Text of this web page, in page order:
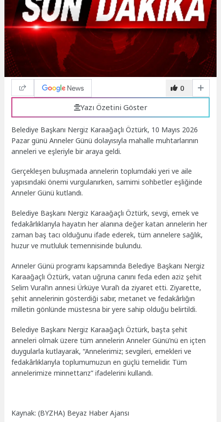
0
Yazı Özetini Göster
Belediye Başkanı Nergiz Karaağaçlı Öztürk, 10 Mayıs 2026
Pazar günü Anneler Günü dolayısıyla mahalle muhtarlarının
anneleri ve eşleriyle bir araya geldi.
Gerçekleşen buluşmada annelerin toplumdaki yeri ve aile
yapısındaki önemi vurgulanırken, samimi sohbetler eşliğinde
Anneler Günü kutlandı.
Belediye Başkanı Nergiz Karaağaçlı Öztürk, sevgi, emek ve
fedakârlıklarıyla hayatın her alanına değer katan annelerin her
zaman baş tacı olduğunu ifade ederek, tüm annelere sağlık,
huzur ve mutluluk temennisinde bulundu.
Anneler Günü programı kapsamında Belediye Başkanı Nergiz
Karaağaçlı Öztürk, vatan uğruna canını feda eden aziz şehit
Selim Vural’ın annesi Ürküye Vural’ı da ziyaret etti. Ziyarette,
şehit annelerinin gösterdiği sabır, metanet ve fedakârlığın
milletin gönlünde müstesna bir yere sahip olduğu belirtildi.
Belediye Başkanı Nergiz Karaağaçlı Öztürk, başta şehit
anneleri olmak üzere tüm annelerin Anneler Günü’nü en içten
duygularla kutlayarak, “Annelerimiz; sevgileri, emekleri ve
fedakârlıklarıyla toplumumuzun en güçlü temelidir. Tüm
annelerimize minnettarız” ifadelerini kullandı.
Kaynak: (BYZHA) Beyaz Haber Ajansı